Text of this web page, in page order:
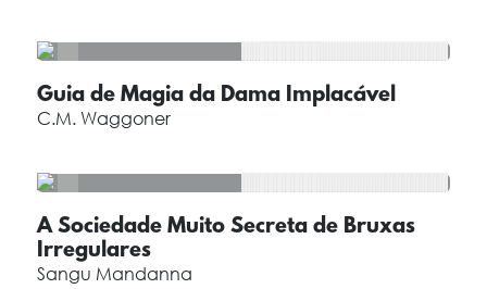
Guia de Magia da Dama Implacável
C.M. Waggoner
A Sociedade Muito Secreta de Bruxas
Irregulares
Sangu Mandanna